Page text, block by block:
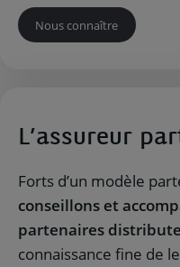
Nous connaître
L’assureur
Forts d’un modèle
conseillons et
partenaires
connaissance fine de